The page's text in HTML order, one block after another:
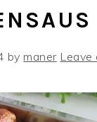
bymaner Leave